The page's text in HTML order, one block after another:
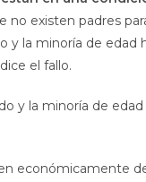
existen padres
y la minoría de edad
el fallo.
y la minoría de
económicamente